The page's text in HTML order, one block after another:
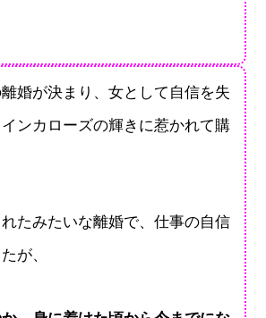
婚が決まり、女として自信を失
ンカローズの輝きに惹かれて購
たみたいな離婚で、仕事の自信
が、